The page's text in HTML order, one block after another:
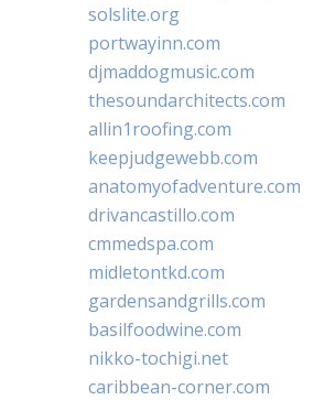
solslite.org
portwayinn.com
djmaddogmusic.com
thesoundarchitects.com
allin1roofing.com
keepjudgewebb.com
anatomyofadventure.com
drivancastillo.com
cmmedspa.com
midletontkd.com
gardensandgrills.com
basilfoodwine.com
nikko-tochigi.net
caribbean-corner.com